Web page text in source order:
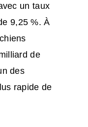
un taux
9,25 %. À
de
des
rapide de